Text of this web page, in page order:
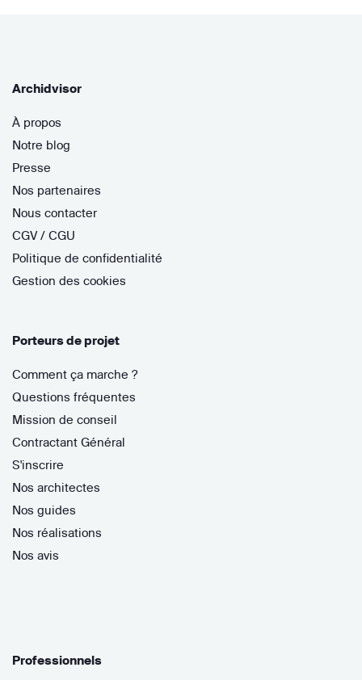
Archidvisor
À propos
Notre blog
Presse
Nos partenaires
Nous contacter
CGV / CGU
Politique de confidentialité
Gestion des cookies
Porteurs de projet
Comment ça marche ?
Questions fréquentes
Mission de conseil
Contractant Général
S'inscrire
Nos architectes
Nos guides
Nos réalisations
Nos avis
Professionnels